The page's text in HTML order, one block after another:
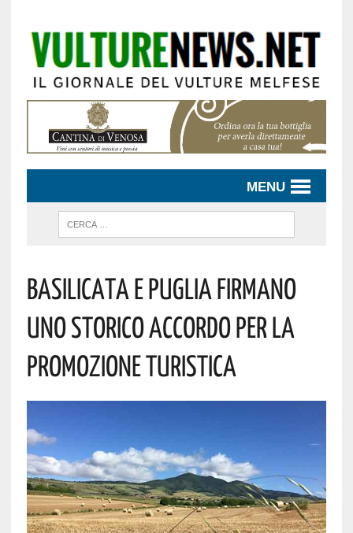
MENU
BASILICATA E PUGLIA FIRMANO
UNO STORICO ACCORDO PER LA
PROMOZIONE TURISTICA